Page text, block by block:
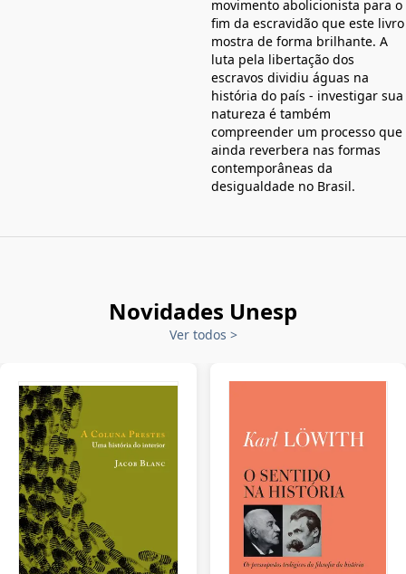
movimento abolicionista para o
fim da escravidão que este livro
mostra de forma brilhante. A
luta pela libertação dos
escravos dividiu águas na
história do país - investigar sua
natureza é também
compreender um processo que
ainda reverbera nas formas
contemporâneas da
desigualdade no Brasil.
Novidades Unesp
Ver todos >